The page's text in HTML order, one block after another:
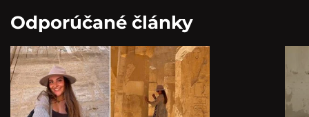
Odporúčané články